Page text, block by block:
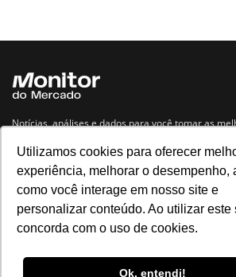
Utilizamos cookies para oferecer
experiência, melhorar o desempenho,
como você interage em nosso site e
personalizar conteúdo. Ao utilizar este
concorda com o uso de cookies.
Ok, entendi!
Notícias, análises e dados para você tomar as
Navegue no site
Últimas notícias Quem somos E-books
Política de privacidade